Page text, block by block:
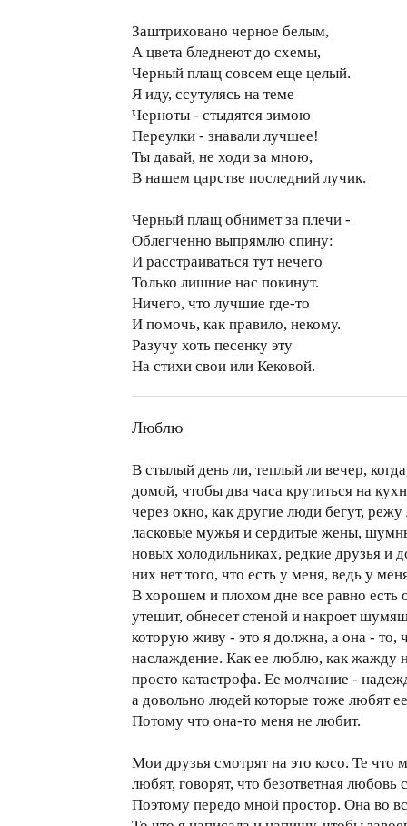
Заштриховано черное белым,
А цвета бледнеют до схемы,
Черный плащ совсем еще целый.
Я иду, ссутулясь на теме
Черноты - стыдятся зимою
Переулки - знавали лучшее!
Ты давай, не ходи за мною,
В нашем царстве последний лучик.
Черный плащ обнимет за плечи -
Облегченно выпрямлю спину:
И расстраиваться тут нечего
Только лишние нас покинут.
Ничего, что лучшие где-то
И помочь, как правило, некому.
Разучу хоть песенку эту
На стихи свои или Кековой.
Люблю
В стылый день ли, теплый ли вечер,
домой, чтобы два часа крутиться на
через окно, как другие люди бегут,
ласковые мужья и сердитые жены,
новых холодильниках, редкие друзья и
них нет того, что есть у меня, ведь у
В хорошем и плохом дне все равно
утешит, обнесет стеной и накроет
которую живу - это я должна, а она - то,
наслаждение. Как ее люблю, как жажду
просто катастрофа. Ее молчание -
а довольно людей которые тоже любят
Потому что она-то меня не любит.
Мои друзья смотрят на это косо. Те что
любят, говорят, что безответная любовь
Поэтому передо мной простор. Она во